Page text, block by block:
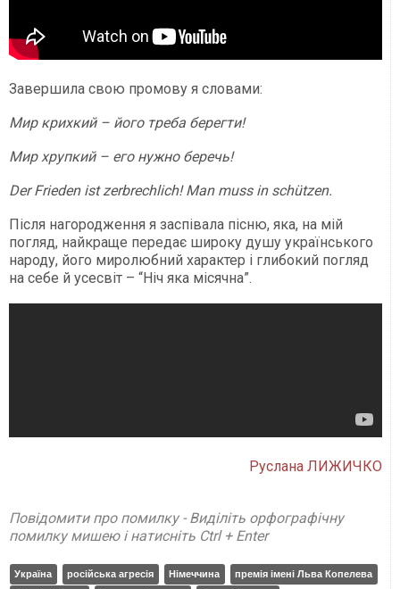
Завершила свою промову я словами:
Мир крихкий – його треба берегти!
Мир хрупкий – его нужно беречь!
Der Frieden ist zerbrechlich! Man muss in schützen.
Після нагородження я заспівала пісню, яка, на мій
погляд, найкраще передає широку душу українського
народу, його миролюбний характер і глибокий погляд
на себе й усесвіт – “Ніч яка місячна”.
Руслана ЛИЖИЧКО
Повідомити про помилку - Виділіть орфографічну
помилку мишею і натисніть Ctrl + Enter
Україна російська агресія Німеччина
премія імені Льва Копелева